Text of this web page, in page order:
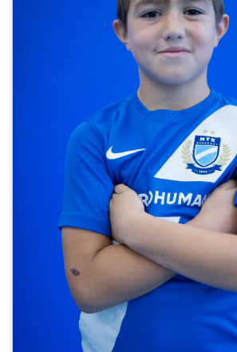
HÍREK
AKADÉMIA
CSAPATOK
MÉRKŐZÉSEK
GALÉRIA
JELENTKEZÉS
SZURKOLÓI
VEZETŐSÉG